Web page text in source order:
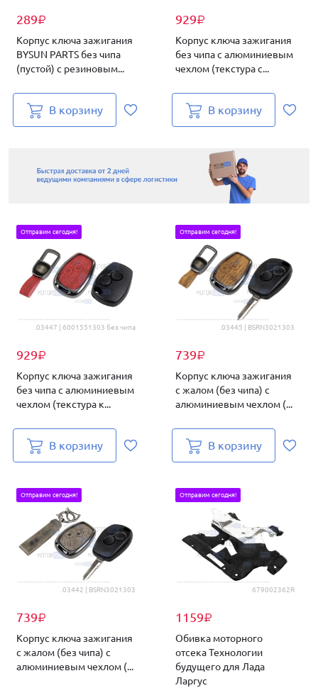
289₽
Корпус ключа зажигания
BYSUN PARTS без чипа
(пустой) с резиновым...
В корзину
929₽
Корпус ключа зажигания
без чипа с алюминиевым
чехлом (текстура с...
В корзину
.03447 | 6001551303 без чипа
929₽
Отправим сегодня!
Корпус ключа зажигания
без чипа с алюминиевым
чехлом (текстура к...
В корзину
.03445 | BSRN3021303
739₽
Отправим сегодня!
Корпус ключа зажигания
с жалом (без чипа) с
алюминиевым чехлом (...
В корзину
.03442 | BSRN3021303
739₽
Отправим сегодня!
Корпус ключа зажигания
с жалом (без чипа) с
алюминиевым чехлом (...
679002362R
1159₽
Отправим сегодня!
Обивка моторного
отсека Технологии
будущего для Лада
Ларгус